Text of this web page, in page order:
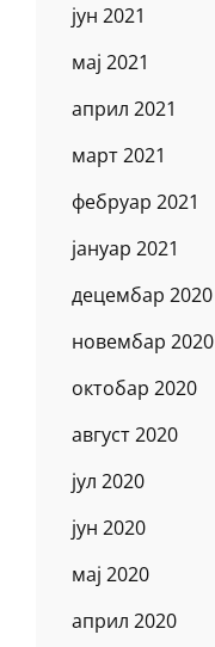
јун 2021
мај 2021
април 2021
март 2021
фебруар 2021
јануар 2021
децембар 2020
новембар 2020
октобар 2020
август 2020
јул 2020
јун 2020
мај 2020
април 2020